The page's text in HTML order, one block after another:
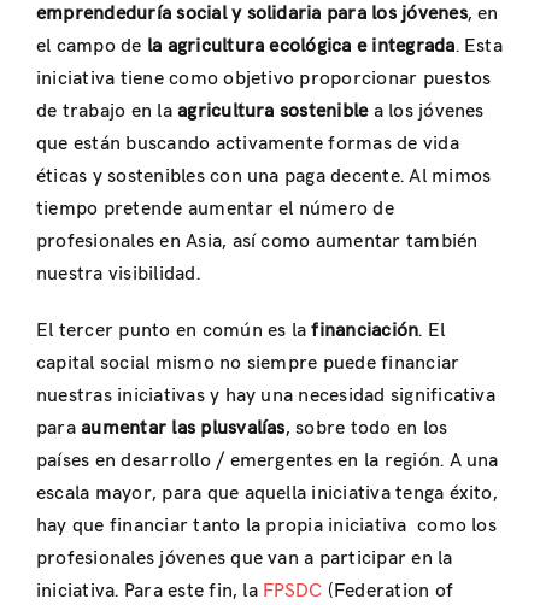
emprendeduría social y solidaria para los jóvenes, en
el campo de la agricultura ecológica e integrada. Esta
iniciativa tiene como objetivo proporcionar puestos
de trabajo en laagricultura sosteniblea los jóvenes
que están buscando activamente formas de vida
éticas y sostenibles con una paga decente. Al mimos
tiempo pretende aumentar el número de
profesionales en Asia, así como aumentar también
nuestra visibilidad.
El tercer punto en común es lafinanciación. El
capital social mismo no siempre puede financiar
nuestras iniciativas y hay una necesidad significativa
paraaumentar las plusvalías, sobre todo en los
países en desarrollo / emergentes en la región. A una
escala mayor, para que aquella iniciativa tenga éxito,
hay que financiar tanto la propia iniciativa como los
profesionales jóvenes que van a participar en la
iniciativa. Para este fin, la FPSDC (Federation of